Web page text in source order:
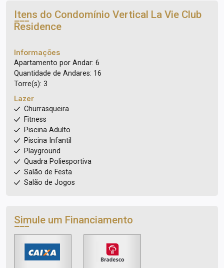
Itens do Condomínio Vertical La Vie Club
Residence
Informações
Apartamento por Andar: 6
Quantidade de Andares: 16
Torre(s): 3
Lazer
Churrasqueira
Fitness
Piscina Adulto
Piscina Infantil
Playground
Quadra Poliesportiva
Salão de Festa
Salão de Jogos
Simule um Financiamento